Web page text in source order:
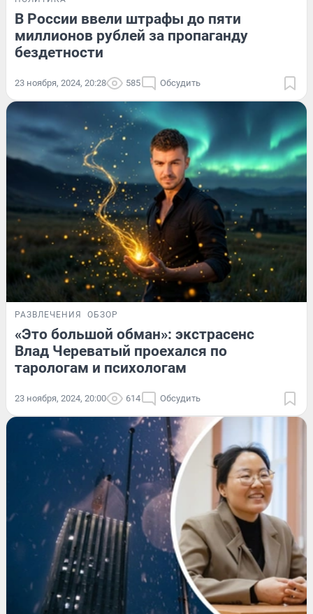
В России ввели штрафы до пяти
миллионов рублей за пропаганду
бездетности
23 ноября, 2024, 20:28 585 Обсудить
РАЗВЛЕЧЕНИЯ ОБЗОР
«Это большой обман»: экстрасенс
Влад Череватый проехался по
тарологам и психологам
23 ноября, 2024, 20:00 614 Обсудить